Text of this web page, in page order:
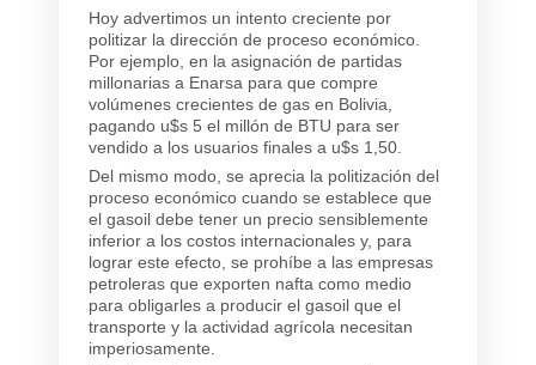
Hoy advertimos un intento creciente por
politizar la dirección de proceso económico.
Por ejemplo, en la asignación de partidas
millonarias a Enarsa para que compre
volúmenes crecientes de gas en Bolivia,
pagando u$s 5 el millón de BTU para ser
vendido a los usuarios finales a u$s 1,50.
Del mismo modo, se aprecia la politización del
proceso económico cuando se establece que
el gasoil debe tener un precio sensiblemente
inferior a los costos internacionales y, para
lograr este efecto, se prohíbe a las empresas
petroleras que exporten nafta como medio
para obligarles a producir el gasoil que el
transporte y la actividad agrícola necesitan
imperiosamente.